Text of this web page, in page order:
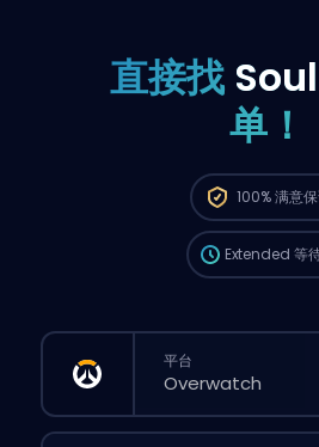
直接找
单！
100%满意
这个订单会自动
时间可能会比你
Extended 等
平台